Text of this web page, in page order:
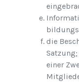
die
einer